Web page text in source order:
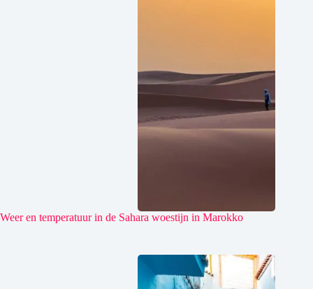
Weer en temperatuur in de Sahara woestijn in Marokko